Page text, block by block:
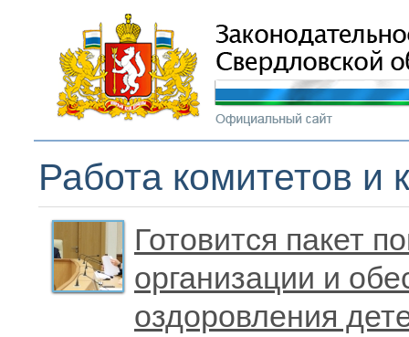
Работа комитетов и
Готовится пакет
организации и
оздоровления